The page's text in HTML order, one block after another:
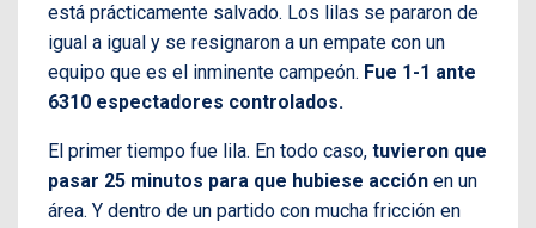
está prácticamente salvado. Los lilas se pararon de
igual a igual y se resignaron a un empate con un
equipo que es el inminente campeón. Fue 1-1 ante
6310 espectadores controlados.
El primer tiempo fue lila. En todo caso, tuvieron que
pasar 25 minutos para que hubiese acción en un
área. Y dentro de un partido con mucha fricción en